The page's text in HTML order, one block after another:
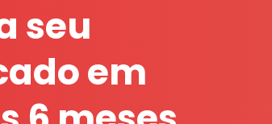
seu
em